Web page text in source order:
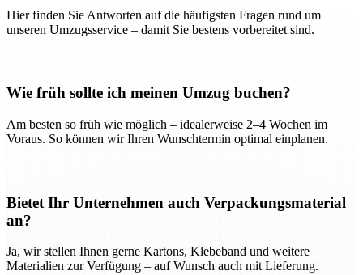
Hier finden Sie Antworten auf die häufigsten Fragen rund um
unseren Umzugsservice – damit Sie bestens vorbereitet sind.
Wie früh sollte ich meinen Umzug buchen?
Am besten so früh wie möglich – idealerweise 2–4 Wochen im
Voraus. So können wir Ihren Wunschtermin optimal einplanen.
Bietet Ihr Unternehmen auch Verpackungsmaterial
an?
Ja, wir stellen Ihnen gerne Kartons, Klebeband und weitere
Materialien zur Verfügung – auf Wunsch auch mit Lieferung.